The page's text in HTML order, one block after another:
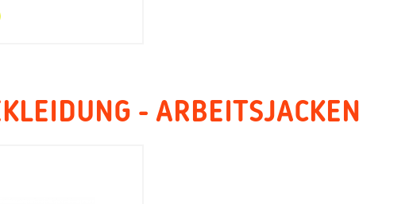
- ARBEITSJACKEN